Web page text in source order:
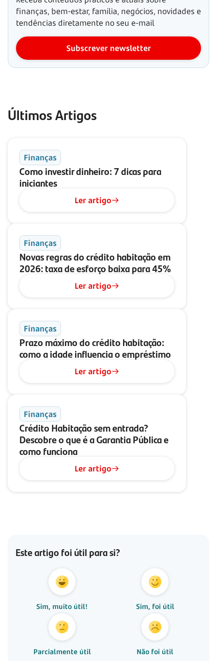
finanças, bem-estar, família, negócios, novidades e
tendências diretamente no seu e-mail
Subscrever newsletter
Últimos Artigos
Finanças
Como investir dinheiro: 7 dicas para
iniciantes
Ler artigo
Finanças
Novas regras do crédito habitação em
2026: taxa de esforço baixa para 45%
Ler artigo
Finanças
Prazo máximo do crédito habitação:
como a idade influencia o empréstimo
Ler artigo
Finanças
Crédito Habitação sem entrada?
Descobre o que é a Garantia Pública e
como funciona
Ler artigo
Este artigo foi útil para si?
Sim, muito útil! Sim, foi útil
Parcialmente útil Não foi útil